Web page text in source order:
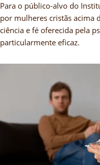
Para o público-alvo do
por mulheres cristãs acima
ciência e fé oferecida pela
particularmente eficaz.